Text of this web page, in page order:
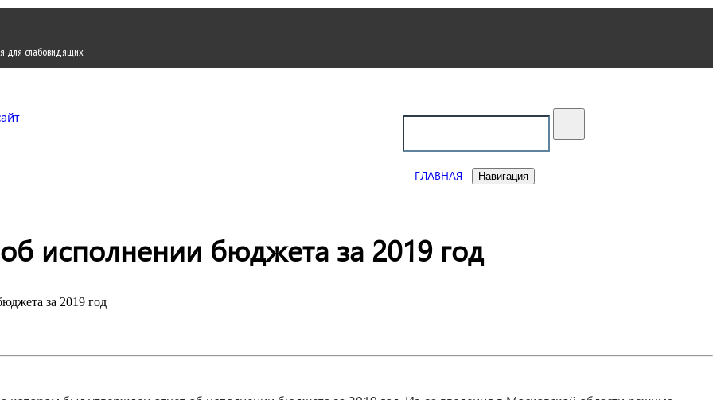
для слабовидящих
ГЛАВНАЯ Навигация
исполнении бюджета за 2019 год
за 2019 год